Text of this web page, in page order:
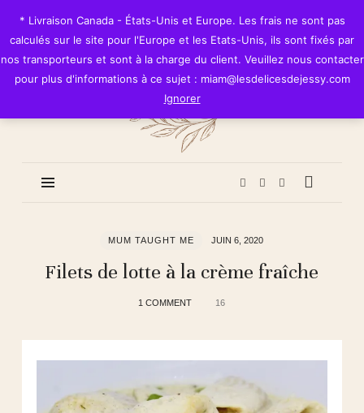
Les
Délices
de
Jessy
MUM TAUGHT ME JUIN 6, 2020
Filets de lotte à la crème fraîche
1 COMMENT 16
* Livraison Canada - États-Unis et Europe. Les frais ne sont pas
calculés sur le site pour l'Europe et les Etats-Unis, ils sont fixés par
nos transporteurs et sont à la charge du client. Veuillez nous contacter
pour plus d'informations à ce sujet : miam@lesdelicesdejessy.com
Ignorer